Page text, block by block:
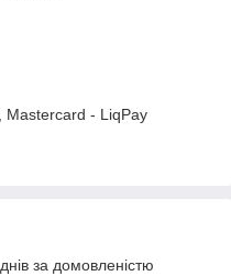
Mastercard - LiqPay
за домовленістю